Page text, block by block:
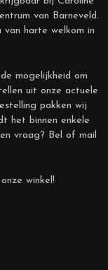
van Barneveld.
van harte welkom in
mogelijkheid om
uit onze actuele
pakken wij
het binnen enkele
vraag? Bel of mail
winkel!